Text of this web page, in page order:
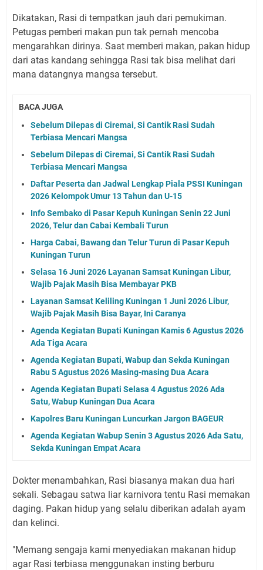
Dikatakan, Rasi di tempatkan jauh dari pemukiman.
Petugas pemberi makan pun tak pernah mencoba
mengarahkan dirinya. Saat memberi makan, pakan hidup
dari atas kandang sehingga Rasi tak bisa melihat dari
mana datangnya mangsa tersebut.
BACA JUGA
Sebelum Dilepas di Ciremai, Si Cantik Rasi Sudah
Terbiasa Mencari Mangsa
Sebelum Dilepas di Ciremai, Si Cantik Rasi Sudah
Terbiasa Mencari Mangsa
Daftar Peserta dan Jadwal Lengkap Piala PSSI Kuningan
2026 Kelompok Umur 13 Tahun dan U-15
Info Sembako di Pasar Kepuh Kuningan Senin 22 Juni
2026, Telur dan Cabai Kembali Turun
Harga Cabai, Bawang dan Telur Turun di Pasar Kepuh
Kuningan Turun
Selasa 16 Juni 2026 Layanan Samsat Kuningan Libur,
Wajib Pajak Masih Bisa Membayar PKB
Layanan Samsat Keliling Kuningan 1 Juni 2026 Libur,
Wajib Pajak Masih Bisa Bayar, Ini Caranya
Agenda Kegiatan Bupati Kuningan Kamis 6 Agustus 2026
Ada Tiga Acara
Agenda Kegiatan Bupati, Wabup dan Sekda Kuningan
Rabu 5 Agustus 2026 Masing-masing Dua Acara
Agenda Kegiatan Bupati Selasa 4 Agustus 2026 Ada
Satu, Wabup Kuningan Dua Acara
Kapolres Baru Kuningan Luncurkan Jargon BAGEUR
Agenda Kegiatan Wabup Senin 3 Agustus 2026 Ada Satu,
Sekda Kuningan Empat Acara
Dokter menambahkan, Rasi biasanya makan dua hari
sekali. Sebagau satwa liar karnivora tentu Rasi memakan
daging. Pakan hidup yang selalu diberikan adalah ayam
dan kelinci.
"Memang sengaja kami menyediakan makanan hidup
agar Rasi terbiasa menggunakan insting berburu